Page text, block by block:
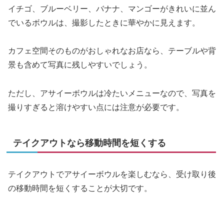
イチゴ、ブルーベリー、バナナ、マンゴーがきれいに並ん
でいるボウルは、撮影したときに華やかに見えます。
カフェ空間そのものがおしゃれなお店なら、テーブルや背
景も含めて写真に残しやすいでしょう。
ただし、アサイーボウルは冷たいメニューなので、写真を
撮りすぎると溶けやすい点には注意が必要です。
テイクアウトなら移動時間を短くする
テイクアウトでアサイーボウルを楽しむなら、受け取り後
の移動時間を短くすることが大切です。